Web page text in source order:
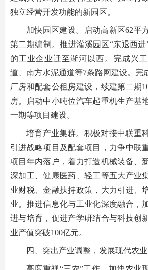
独立经营开发功能的新园区。
加快园区建设。启动高新区62平
第二期编制。推进灌溪园区“东退西
的工业企业迁至渐河以西。完成兴
道、南方水泥通道等7条路网建设。完
厂房和配套公租房建设，续建第二期
房。启动中小吨位汽车起重机生产基
一期等项目建设。
培育产业集群。积极对接中联重
引进战略项目及配套项目，力争中联
项目年内落户，着力打造机械装备、
深加工、健康医药、轻工等五大产业
业财税、金融扶持政策，大力引进、
业。推进信息化与工业化深度融合，
进与培育，促进产学研结合与科技创
业产值突破100亿元。
四、突出产业调整，发展现代农业